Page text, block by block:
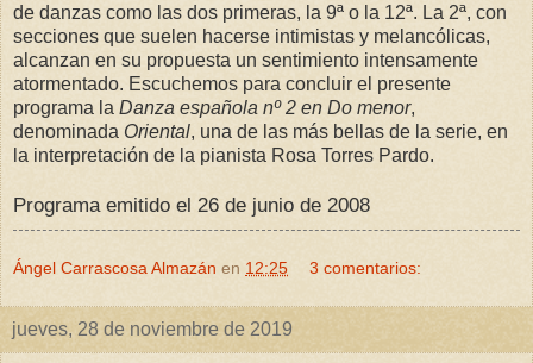
de danzas como las dos primeras, la 9ª o la 12ª. La 2ª, con
secciones que suelen hacerse intimistas y melancólicas,
alcanzan en su propuesta un sentimiento intensamente
atormentado. Escuchemos para concluir el presente
programa la Danza española nº 2 en Do menor,
denominada Oriental, una de las más bellas de la serie, en
la interpretación de la pianista Rosa Torres Pardo.
Programa emitido el 26 de junio de 2008
Ángel Carrascosa Almazán en 12:25 3 comentarios:
jueves, 28 de noviembre de 2019